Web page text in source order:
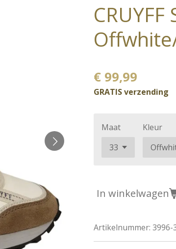
CRUYFF
€ 99,99
GRATIS verzending
Maat Kleur
In winkelwagen
Artikelnummer: 3996-